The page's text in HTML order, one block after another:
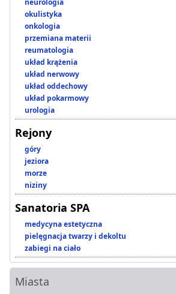
neurologia
okulistyka
onkologia
przemiana materii
reumatologia
układ krążenia
układ nerwowy
układ oddechowy
układ pokarmowy
urologia
Rejony
góry
jeziora
morze
niziny
Sanatoria SPA
medycyna estetyczna
pielęgnacja twarzy i dekoltu
zabiegi na ciało
Miasta